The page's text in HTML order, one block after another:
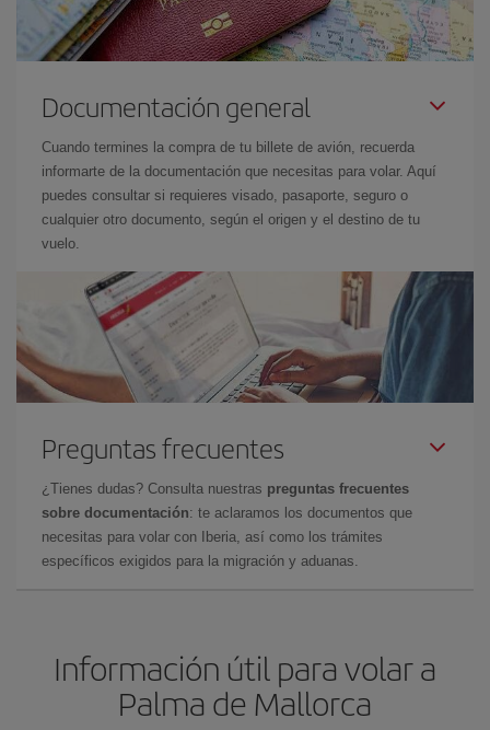
Documentación general
Cuando termines la compra de tu billete de avión, recuerda
informarte de la documentación que necesitas para volar. Aquí
puedes consultar si requieres visado, pasaporte, seguro o
cualquier otro documento, según el origen y el destino de tu
vuelo.
Preguntas frecuentes
¿Tienes dudas? Consulta nuestras preguntas frecuentes
sobre documentación: te aclaramos los documentos que
necesitas para volar con Iberia, así como los trámites
específicos exigidos para la migración y aduanas.
Información útil para volar a
Palma de Mallorca